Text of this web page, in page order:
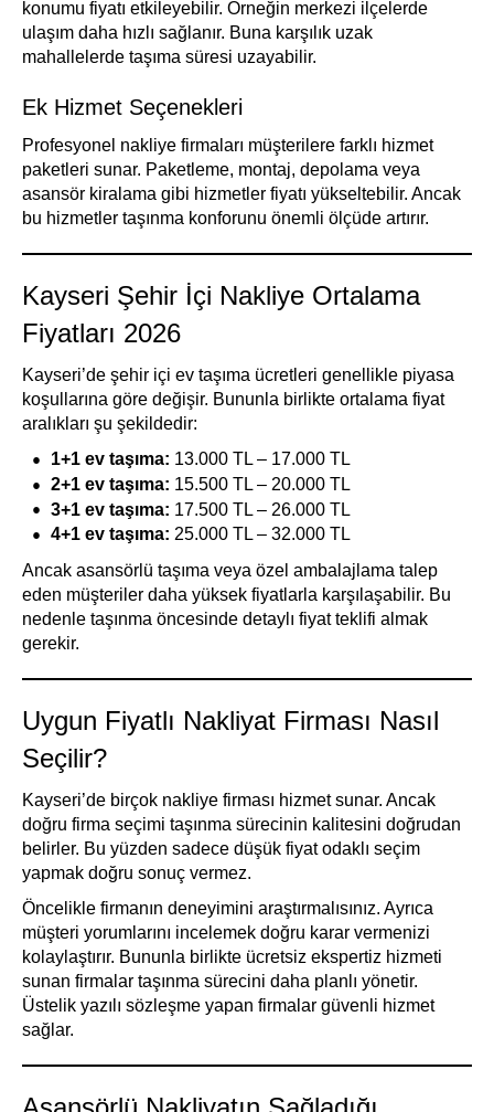
konumu fiyatı etkileyebilir. Örneğin merkezi ilçelerde
ulaşım daha hızlı sağlanır. Buna karşılık uzak
mahallelerde taşıma süresi uzayabilir.
Ek Hizmet Seçenekleri
Profesyonel nakliye firmaları müşterilere farklı hizmet
paketleri sunar. Paketleme, montaj, depolama veya
asansör kiralama gibi hizmetler fiyatı yükseltebilir. Ancak
bu hizmetler taşınma konforunu önemli ölçüde artırır.
Kayseri Şehir İçi Nakliye Ortalama
Fiyatları 2026
Kayseri’de şehir içi ev taşıma ücretleri genellikle piyasa
koşullarına göre değişir. Bununla birlikte ortalama fiyat
aralıkları şu şekildedir:
1+1 ev taşıma: 13.000 TL – 17.000 TL
2+1 ev taşıma: 15.500 TL – 20.000 TL
3+1 ev taşıma: 17.500 TL – 26.000 TL
4+1 ev taşıma: 25.000 TL – 32.000 TL
Ancak asansörlü taşıma veya özel ambalajlama talep
eden müşteriler daha yüksek fiyatlarla karşılaşabilir. Bu
nedenle taşınma öncesinde detaylı fiyat teklifi almak
gerekir.
Uygun Fiyatlı Nakliyat Firması Nasıl
Seçilir?
Kayseri’de birçok nakliye firması hizmet sunar. Ancak
doğru firma seçimi taşınma sürecinin kalitesini doğrudan
belirler. Bu yüzden sadece düşük fiyat odaklı seçim
yapmak doğru sonuç vermez.
Öncelikle firmanın deneyimini araştırmalısınız. Ayrıca
müşteri yorumlarını incelemek doğru karar vermenizi
kolaylaştırır. Bununla birlikte ücretsiz ekspertiz hizmeti
sunan firmalar taşınma sürecini daha planlı yönetir.
Üstelik yazılı sözleşme yapan firmalar güvenli hizmet
sağlar.